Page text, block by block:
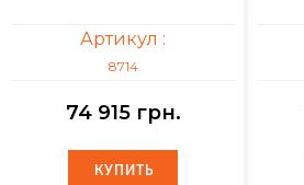
Артикул :
8714
74 915 грн.
КУПИТЬ
КУПИТЬ